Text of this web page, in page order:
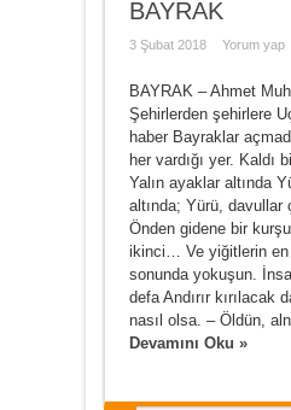
BAYRAK
3 Şubat 2018 Yorum yap
BAYRAK – Ahmet
Şehirlerden şehirlere
haber Bayraklar
her vardığı yer. Kaldı
Yalın ayaklar altında
altında; Yürü, davullar
Önden gidene bir
ikinci… Ve yiğitlerin en
sonunda yokuşun.
defa Andırır kırılacak
nasıl olsa. – Öldün,
Devamını Oku »